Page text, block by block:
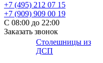
+7 (495) 212 07 15
+7 (909) 909 00 19
С 08:00 до 22:00
Заказать звонок
Столешницы из
ДСП